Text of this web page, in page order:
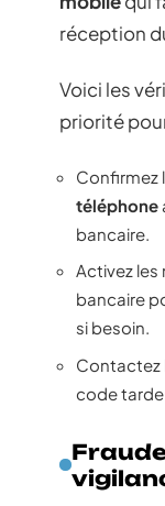
réception
Voici les
priorité
Confirmez
téléphone
bancaire.
Activez les
bancaire
si besoin.
Contactez
code tarde